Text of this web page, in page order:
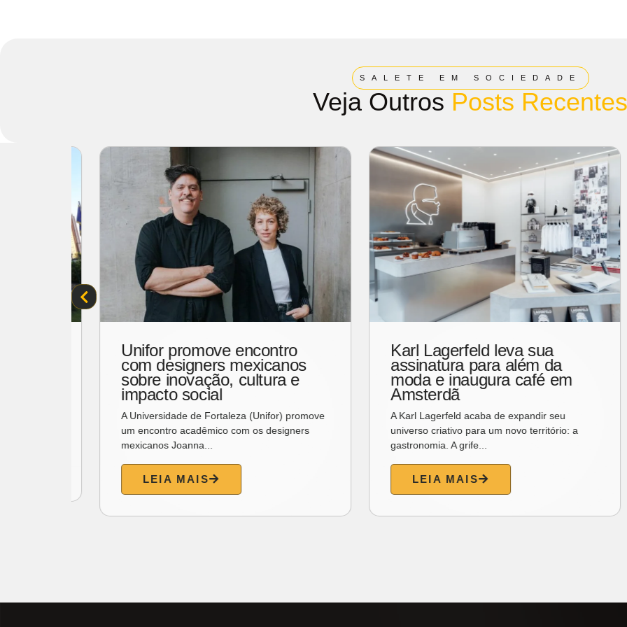
SALETE EM SOCIEDADE
Veja Outros Posts Recentes
Unifor promove encontro
com designers mexicanos
sobre inovação, cultura e
impacto social
A Universidade de Fortaleza (Unifor) promove
um encontro acadêmico com os designers
mexicanos Joanna...
LEIA MAIS
Karl Lagerfeld leva sua
assinatura para além da
moda e inaugura café em
Amsterdã
A Karl Lagerfeld acaba de expandir seu
universo criativo para um novo território: a
gastronomia. A grife...
LEIA MAIS